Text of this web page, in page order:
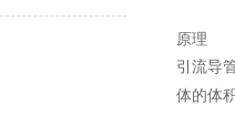
原理
引流导
体的体